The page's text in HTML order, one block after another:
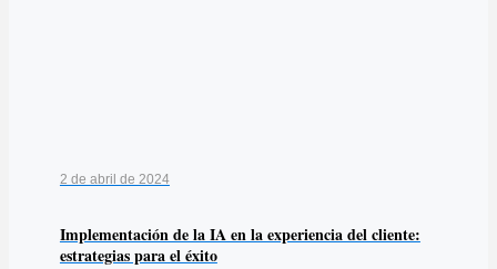
2 de abril de 2024
Implementación de la IA en la experiencia del cliente:
estrategias para el éxito